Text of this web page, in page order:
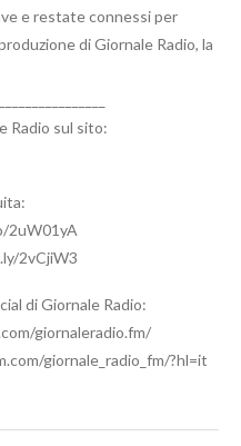
e restate connessi per
di Giornale Radio, la
Radio sul sito:
2uW01yA
2vCjiW3
di Giornale Radio:
giornaleradio.fm/
giornale_radio_fm/?hl=it